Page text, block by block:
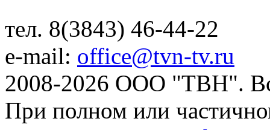
тел. 8(3843) 46-44-22
e-mail: office@tvn-tv.ru
2008-2026 ООО "ТВН".
При полном или